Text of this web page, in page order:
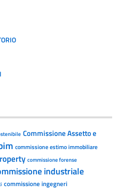
Commissione Assetto e
commissione estimo immobiliare
commissione forense
industriale
commissione ingegneri